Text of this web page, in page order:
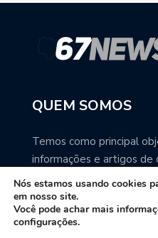
QUEM SOMOS
Temos como principal
informações e artigos de
precisa. Você pode ter a
67NEWS é uma
sobre Mato Grosso do
Nós estamos usando cookies
em nosso site.
Você pode achar mais
configurações.